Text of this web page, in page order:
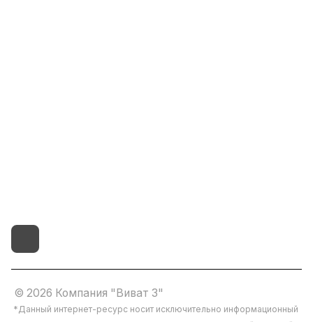
© 2026 Компания "Виват 3"
*Данный интернет-ресурс носит исключительно информационный